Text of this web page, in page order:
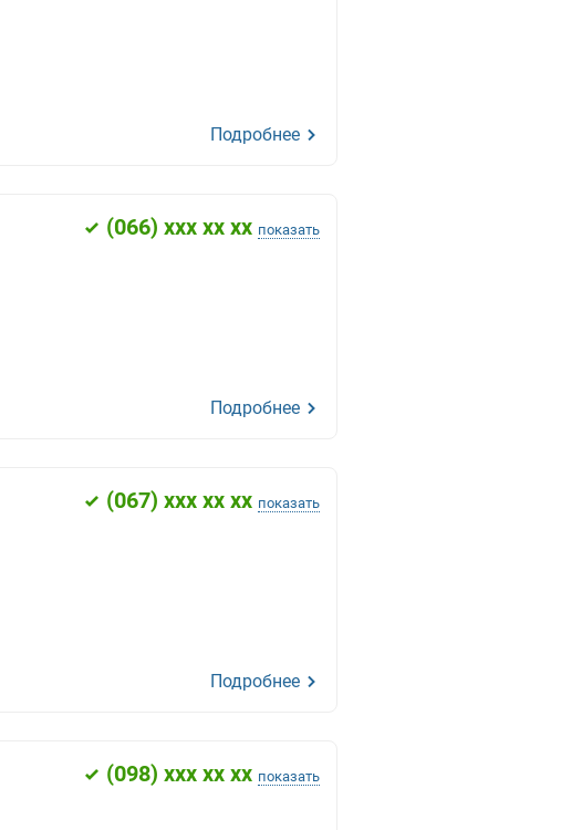
Подробнее
(066) xxx xx xx показать
Подробнее
(067) xxx xx xx показать
Подробнее
(098) xxx xx xx показать